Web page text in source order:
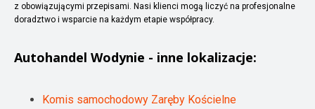
z obowiązującymi przepisami. Nasi klienci mogą liczyć na profesjonalne
doradztwo i wsparcie na każdym etapie współpracy.
Autohandel Wodynie - inne lokalizacje:
Komis samochodowy Zaręby Kościelne